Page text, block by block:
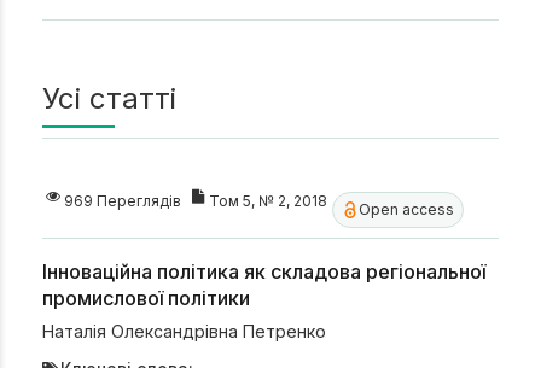
Усі статті
969 Переглядів Том 5, № 2, 2018 Open access
Інноваційна політика як складова регіональної
промислової політики
Наталія Олександрівна Петренко